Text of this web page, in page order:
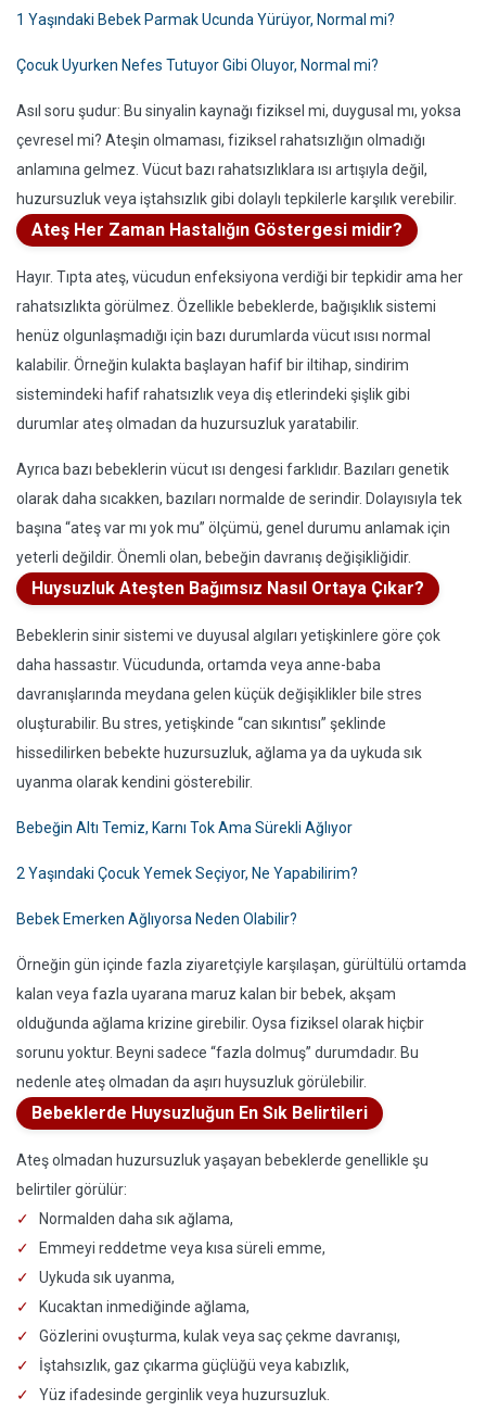
1 Yaşındaki Bebek Parmak Ucunda Yürüyor, Normal mi?
Çocuk Uyurken Nefes Tutuyor Gibi Oluyor, Normal mi?
Asıl soru şudur: Bu sinyalin kaynağı fiziksel mi, duygusal mı, yoksa
çevresel mi? Ateşin olmaması, fiziksel rahatsızlığın olmadığı
anlamına gelmez. Vücut bazı rahatsızlıklara ısı artışıyla değil,
huzursuzluk veya iştahsızlık gibi dolaylı tepkilerle karşılık verebilir.
Ateş Her Zaman Hastalığın Göstergesi midir?
Hayır. Tıpta ateş, vücudun enfeksiyona verdiği bir tepkidir ama her
rahatsızlıkta görülmez. Özellikle bebeklerde, bağışıklık sistemi
henüz olgunlaşmadığı için bazı durumlarda vücut ısısı normal
kalabilir. Örneğin kulakta başlayan hafif bir iltihap, sindirim
sistemindeki hafif rahatsızlık veya diş etlerindeki şişlik gibi
durumlar ateş olmadan da huzursuzluk yaratabilir.
Ayrıca bazı bebeklerin vücut ısı dengesi farklıdır. Bazıları genetik
olarak daha sıcakken, bazıları normalde de serindir. Dolayısıyla tek
başına “ateş var mı yok mu” ölçümü, genel durumu anlamak için
yeterli değildir. Önemli olan, bebeğin davranış değişikliğidir.
Huysuzluk Ateşten Bağımsız Nasıl Ortaya Çıkar?
Bebeklerin sinir sistemi ve duyusal algıları yetişkinlere göre çok
daha hassastır. Vücudunda, ortamda veya anne-baba
davranışlarında meydana gelen küçük değişiklikler bile stres
oluşturabilir. Bu stres, yetişkinde “can sıkıntısı” şeklinde
hissedilirken bebekte huzursuzluk, ağlama ya da uykuda sık
uyanma olarak kendini gösterebilir.
Bebeğin Altı Temiz, Karnı Tok Ama Sürekli Ağlıyor
2 Yaşındaki Çocuk Yemek Seçiyor, Ne Yapabilirim?
Bebek Emerken Ağlıyorsa Neden Olabilir?
Örneğin gün içinde fazla ziyaretçiyle karşılaşan, gürültülü ortamda
kalan veya fazla uyarana maruz kalan bir bebek, akşam
olduğunda ağlama krizine girebilir. Oysa fiziksel olarak hiçbir
sorunu yoktur. Beyni sadece “fazla dolmuş” durumdadır. Bu
nedenle ateş olmadan da aşırı huysuzluk görülebilir.
Bebeklerde Huysuzluğun En Sık Belirtileri
Ateş olmadan huzursuzluk yaşayan bebeklerde genellikle şu
belirtiler görülür:
Normalden daha sık ağlama,
Emmeyi reddetme veya kısa süreli emme,
Uykuda sık uyanma,
Kucaktan inmediğinde ağlama,
Gözlerini ovuşturma, kulak veya saç çekme davranışı,
İştahsızlık, gaz çıkarma güçlüğü veya kabızlık,
Yüz ifadesinde gerginlik veya huzursuzluk.